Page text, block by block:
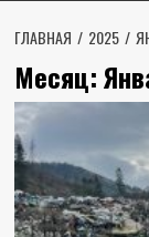
ГЛАВНАЯ 2025
Месяц: